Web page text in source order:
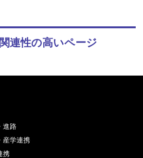
連性の高いページ
進路
産学連携
携